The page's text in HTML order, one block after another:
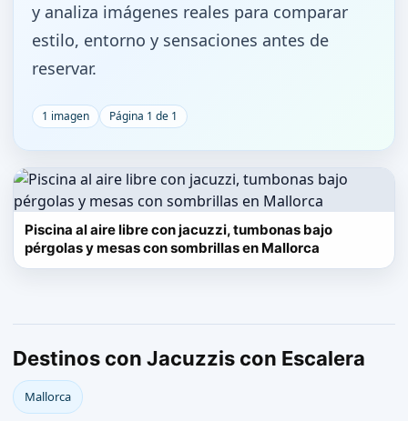
y analiza imágenes reales para comparar
estilo, entorno y sensaciones antes de
reservar.
1 imagen Página 1 de 1
Piscina al aire libre con jacuzzi, tumbonas bajo
pérgolas y mesas con sombrillas en Mallorca
Destinos con Jacuzzis con Escalera
Mallorca